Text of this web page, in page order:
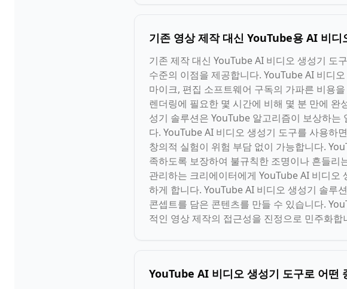
기존 영상 제작 대신 YouTube용 AI 비
기존 제작 대신 YouTube AI 비디오 생성기 도
수준의 이점을 제공합니다. YouTube AI 비디
마이크, 편집 소프트웨어 구독의 가파른 비용
렌더링에 필요한 몇 시간에 비해 몇 분 만에
성기 솔루션은 YouTube 알고리즘이 보상하
다. YouTube AI 비디오 생성기 도구를 사용하
창의적 실험이 위험 부담 없이 가능합니다.
족하도록 보장하여 불규칙한 조명이나 흔들
관리하는 크리에이터에게 YouTube AI 비디
하게 합니다. YouTube AI 비디오 생성기 솔루
콘셉트를 담은 콘텐츠를 만들 수 있습니다.
적인 영상 제작의 접근성을 진정으로 민주화합
YouTube AI 비디오 생성기 도구로 어떤